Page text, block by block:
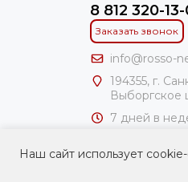
8 812 320-
Заказать звонок
info@rosso-
194355, г.
Выборгское
7 дней в
ИП Чирлин
Наш сайт использует